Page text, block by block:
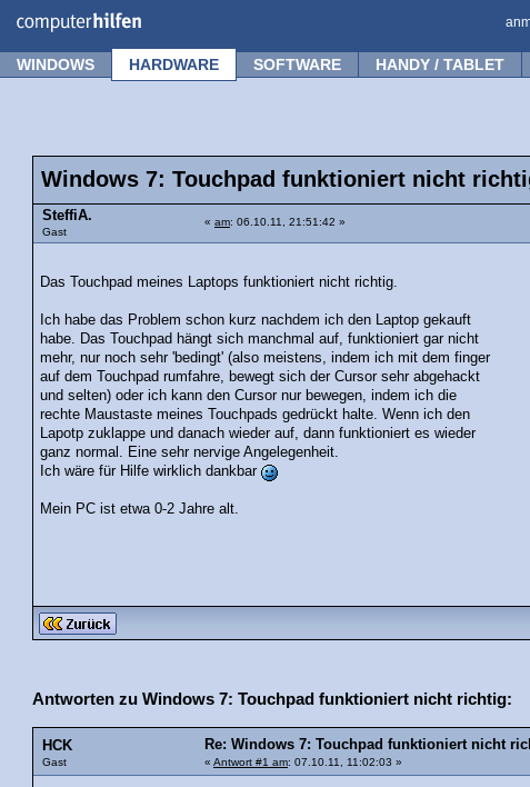
WINDOWS HARDWARE SOFTWARE HANDY / TABLET
Windows 7: Touchpad funktioniert nicht
SteffiA.
Gast
« am: 06.10.11, 21:51:42 »
Das Touchpad meines Laptops funktioniert nicht richtig.
Ich habe das Problem schon kurz nachdem ich den Laptop gekauft
habe. Das Touchpad hängt sich manchmal auf, funktioniert gar nicht
mehr, nur noch sehr 'bedingt' (also meistens, indem ich mit dem finger
auf dem Touchpad rumfahre, bewegt sich der Cursor sehr abgehackt
und selten) oder ich kann den Cursor nur bewegen, indem ich die
rechte Maustaste meines Touchpads gedrückt halte. Wenn ich den
Lapotp zuklappe und danach wieder auf, dann funktioniert es wieder
ganz normal. Eine sehr nervige Angelegenheit.
Ich wäre für Hilfe wirklich dankbar
Mein PC ist etwa 0-2 Jahre alt.
Antworten zu Windows 7: Touchpad funktioniert nicht richtig:
HCK
Gast
Re: Windows 7: Touchpad funktioniert nicht
« Antwort #1 am: 07.10.11, 11:02:03 »